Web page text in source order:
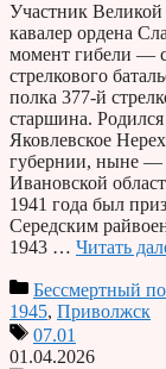
Участник
кавалер ордена
момент гибели —
стрелкового
полка 377-й
старшина.
Яковлевское
губернии, ныне —
Ивановской
1941 года был
Середским
1943 … Читать
Бессмертный
1945, Приволжск
07.01
01.04.2026